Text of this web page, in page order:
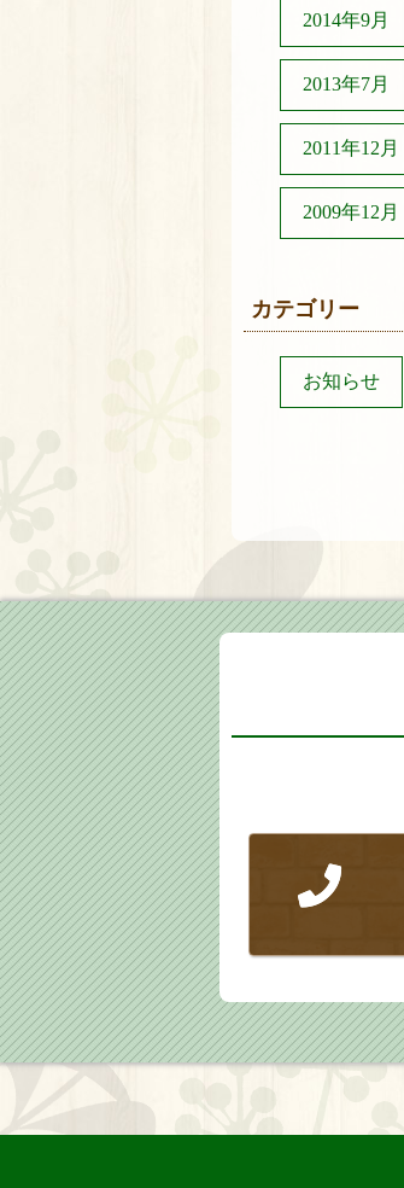
2014年9月
2013年7月
2011年12月
2009年12月
カテゴリー
お知らせ